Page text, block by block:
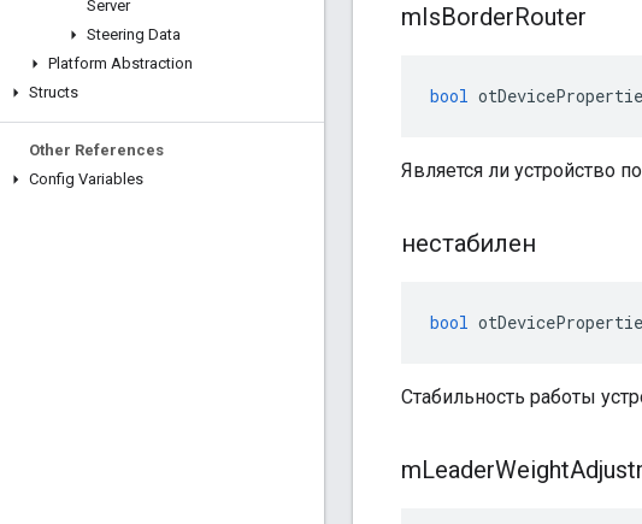
Server
Steering Data
Platform Abstraction
Structs
Other References
Config Variables
mIsBorderRouter
bool
Является ли устройство
нестабилен
bool
Стабильность работы
mLeaderWeight